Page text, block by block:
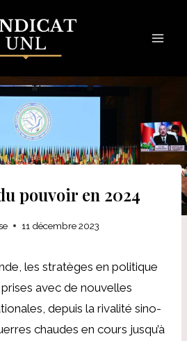
pouvoir en 2024
11 décembre 2023
les stratèges en politique
avec de nouvelles
depuis la rivalité sino-
chaudes en cours jusqu’à